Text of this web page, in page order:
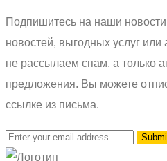
Подпишитесь на наши
новостей, выгодных услуг
не рассылаем спам, а только
предложения. Вы можете
ссылке из письма.